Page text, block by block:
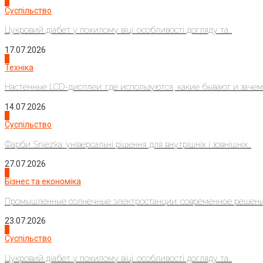
Суспільство
Цукровий діабет у похилому віці: особливості догляду та...
17.07.2026
Техніка
Настенные LCD-дисплеи: где используются, какие бывают и
14.07.2026
Суспільство
Фарби Sniezka: універсальні рішення для внутрішніх і зовнішніх...
27.07.2026
Бізнес та економіка
Промышленные солнечные электростанции: современное
23.07.2026
Суспільство
Цукровий діабет у похилому віці: особливості догляду та...